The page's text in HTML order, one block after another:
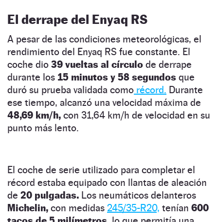
El derrape del Enyaq RS
A pesar de las condiciones meteorológicas, el
rendimiento del Enyaq RS fue constante. El
coche dio 39 vueltas al círculo de derrape
durante los 15 minutos y 58 segundos que
duró su prueba validada como récord. Durante
ese tiempo, alcanzó una velocidad máxima de
48,69 km/h, con 31,64 km/h de velocidad en su
punto más lento.
El coche de serie utilizado para completar el
récord estaba equipado con llantas de aleación
de 20 pulgadas. Los neumáticos delanteros
Michelin, con medidas 245/35-R20, tenían 600